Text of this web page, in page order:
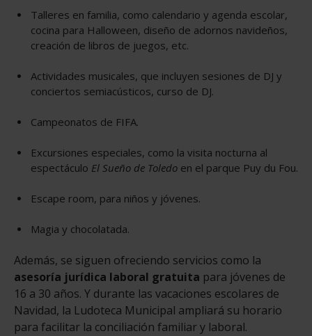
Talleres en familia, como calendario y agenda escolar,
cocina para Halloween, diseño de adornos navideños,
creación de libros de juegos, etc.
Actividades musicales, que incluyen sesiones de DJ y
conciertos semiacústicos, curso de DJ.
Campeonatos de FIFA.
Excursiones especiales, como la visita nocturna al
espectáculo El Sueño de Toledo en el parque Puy du Fou.
Escape room, para niños y jóvenes.
Magia y chocolatada.
Además, se siguen ofreciendo servicios como la
asesoría jurídica laboral gratuita para jóvenes de
16 a 30 años. Y durante las vacaciones escolares de
Navidad, la Ludoteca Municipal ampliará su horario
para facilitar la conciliación familiar y laboral.